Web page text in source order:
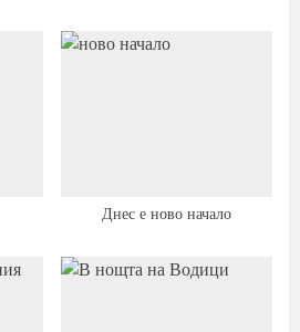
Днес е ново начало